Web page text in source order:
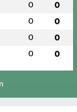
0 0
0 0
0 0
0 0